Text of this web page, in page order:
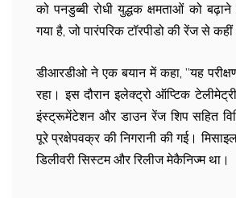
को पनडुब्बी रोधी युद्धक क्षमताओं को
गया है, जो पारंपरिक टॉरपीडो की रेंज से
डीआरडीओ ने एक बयान में कहा, ”यह
रहा। इस दौरान इलेक्ट्रो ऑप्टिक
इंस्ट्रूमेंटेशन और डाउन रेंज शिप सहित
पूरे प्रक्षेपवक्र की निगरानी की गई।
डिलीवरी सिस्टम और रिलीज मेकैनिज्म था।